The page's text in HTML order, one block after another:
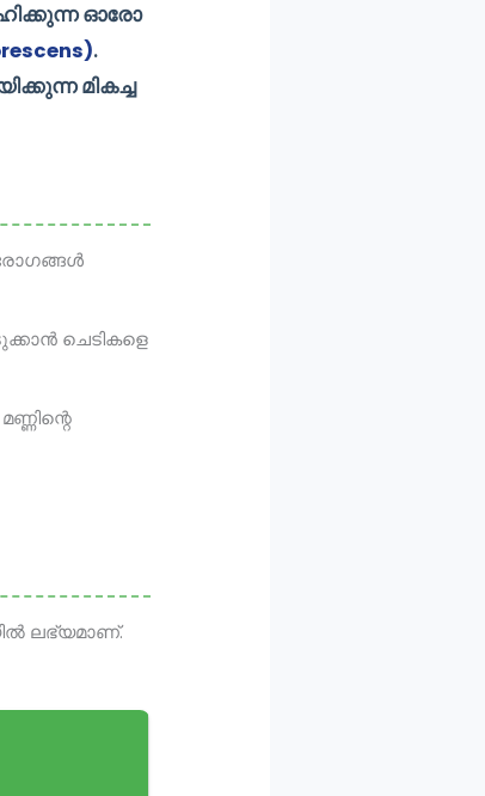
ഓരോ
.
മികച്ച
രോഗങ്ങൾ
ചെടികളെ
ലഭ്യമാണ്.